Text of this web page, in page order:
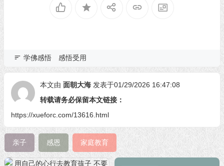
学佛感悟 感悟受用
本文由 面朝大海 发表于01/29/2026 16:47:08
转载请务必保留本文链接：
https://xueforc.com/13616.html
亲子 感恩 家庭教育